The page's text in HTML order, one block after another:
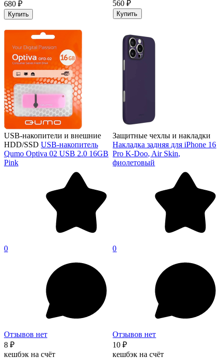
680 ₽
Купить
560 ₽
Купить
USB-накопители и внешние
HDD/SSD USB-накопитель
Qumo Optiva 02 USB 2.0 16GB
Pink
0
Отзывов нет
8 ₽
кешбэк на счёт
Защитные чехлы и накладки
Накладка задняя для iPhone 16
Pro K-Doo, Air Skin,
фиолетовый
0
Отзывов нет
10 ₽
кешбэк на счёт